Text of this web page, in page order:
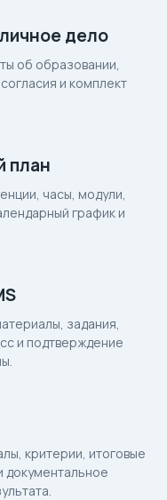
дело
об образовании,
и комплект
план
часы, модули,
график и
задания,
и подтверждение
критерии, итоговые
документальное